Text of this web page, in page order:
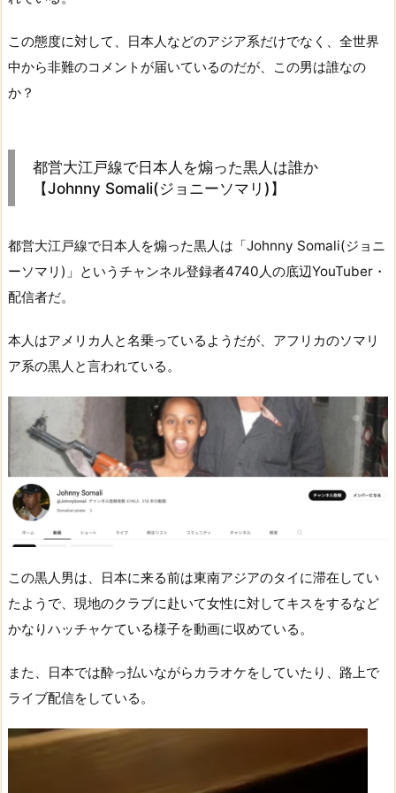
この態度に対して、日本人などのアジア系だけでなく、全世界
中から非難のコメントが届いているのだが、この男は誰なの
か？
都営大江戸線で日本人を煽った黒人は誰か
【Johnny Somali(ジョニーソマリ)】
都営大江戸線で日本人を煽った黒人は「Johnny Somali(ジョニ
ーソマリ)」というチャンネル登録者4740人の底辺YouTuber・
配信者だ。
本人はアメリカ人と名乗っているようだが、アフリカのソマリ
ア系の黒人と言われている。
この黒人男は、日本に来る前は東南アジアのタイに滞在してい
たようで、現地のクラブに赴いて女性に対してキスをするなど
かなりハッチャケている様子を動画に収めている。
また、日本では酔っ払いながらカラオケをしていたり、路上で
ライブ配信をしている。